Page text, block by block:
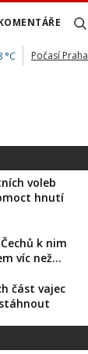
°C Počasí Praha
voleb
hnutí
k nim
víc než…
část vajec